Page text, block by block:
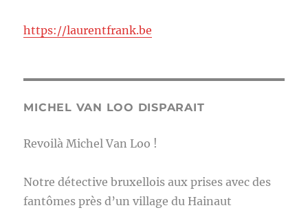
https://laurentfrank.be
MICHEL VAN LOO DISPARAIT
Revoilà Michel Van Loo !
Notre détective bruxellois aux prises avec des
fantômes près d’un village du Hainaut